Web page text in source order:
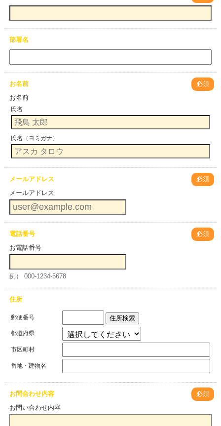
部署名
お名前
必須
お名前
氏名
氏名（ヨミガナ）
メールアドレス
必須
メールアドレス
電話番号
必須
お電話番号
例） 000-1234-5678
住所
郵便番号 住所検索
都道府県
市区町村
番地・建物名
お問合わせ内容
必須
お問い合わせ内容